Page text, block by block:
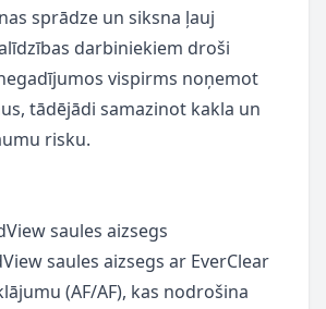
sprādze un siksna ļauj
darbiniekiem droši
vispirms noņemot
tādējādi samazinot kakla un
risku.
saules aizsegs
saules aizsegs ar EverClear
(AF/AF), kas nodrošina